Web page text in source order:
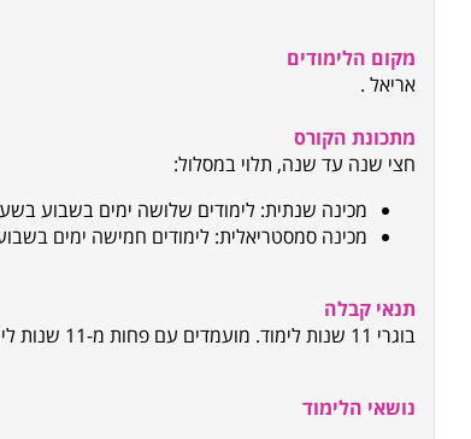
מקום הלימודים
אריאל .
מתכונת הקורס
חצי שנה עד שנה, תלוי במסלול:
מכינה שנתית: לימודים שלושה ימים בשבוע
מכינה סמסטריאלית: לימודים חמישה ימים
תנאי קבלה
בוגרי 11 שנות לימוד.
מועמדים עם פחות מ-11 שנות לימוד יידרשו למבחן כניסה ולראיון אישי.
נושאי הלימוד